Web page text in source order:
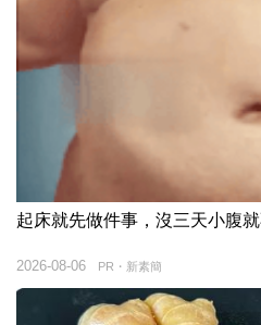
起床就先做件事，沒三天小腹
PR・新素簡
2026-08-06